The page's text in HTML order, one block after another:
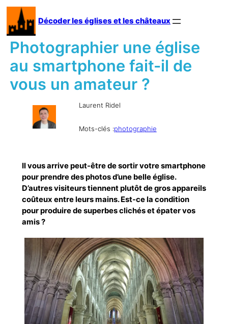
Aller
contenu
Décoder les églises et les châteaux
Photographier une église
au smartphone fait-il de
vous un amateur ?
Laurent Ridel
Mots-clés :photographie
Il vous arrive peut-être de sortir votre smartphone
pour prendre des photos d’une belle église.
D’autres visiteurs tiennent plutôt de gros appareils
coûteux entre leurs mains. Est-ce la condition
pour produire de superbes clichés et épater vos
amis ?